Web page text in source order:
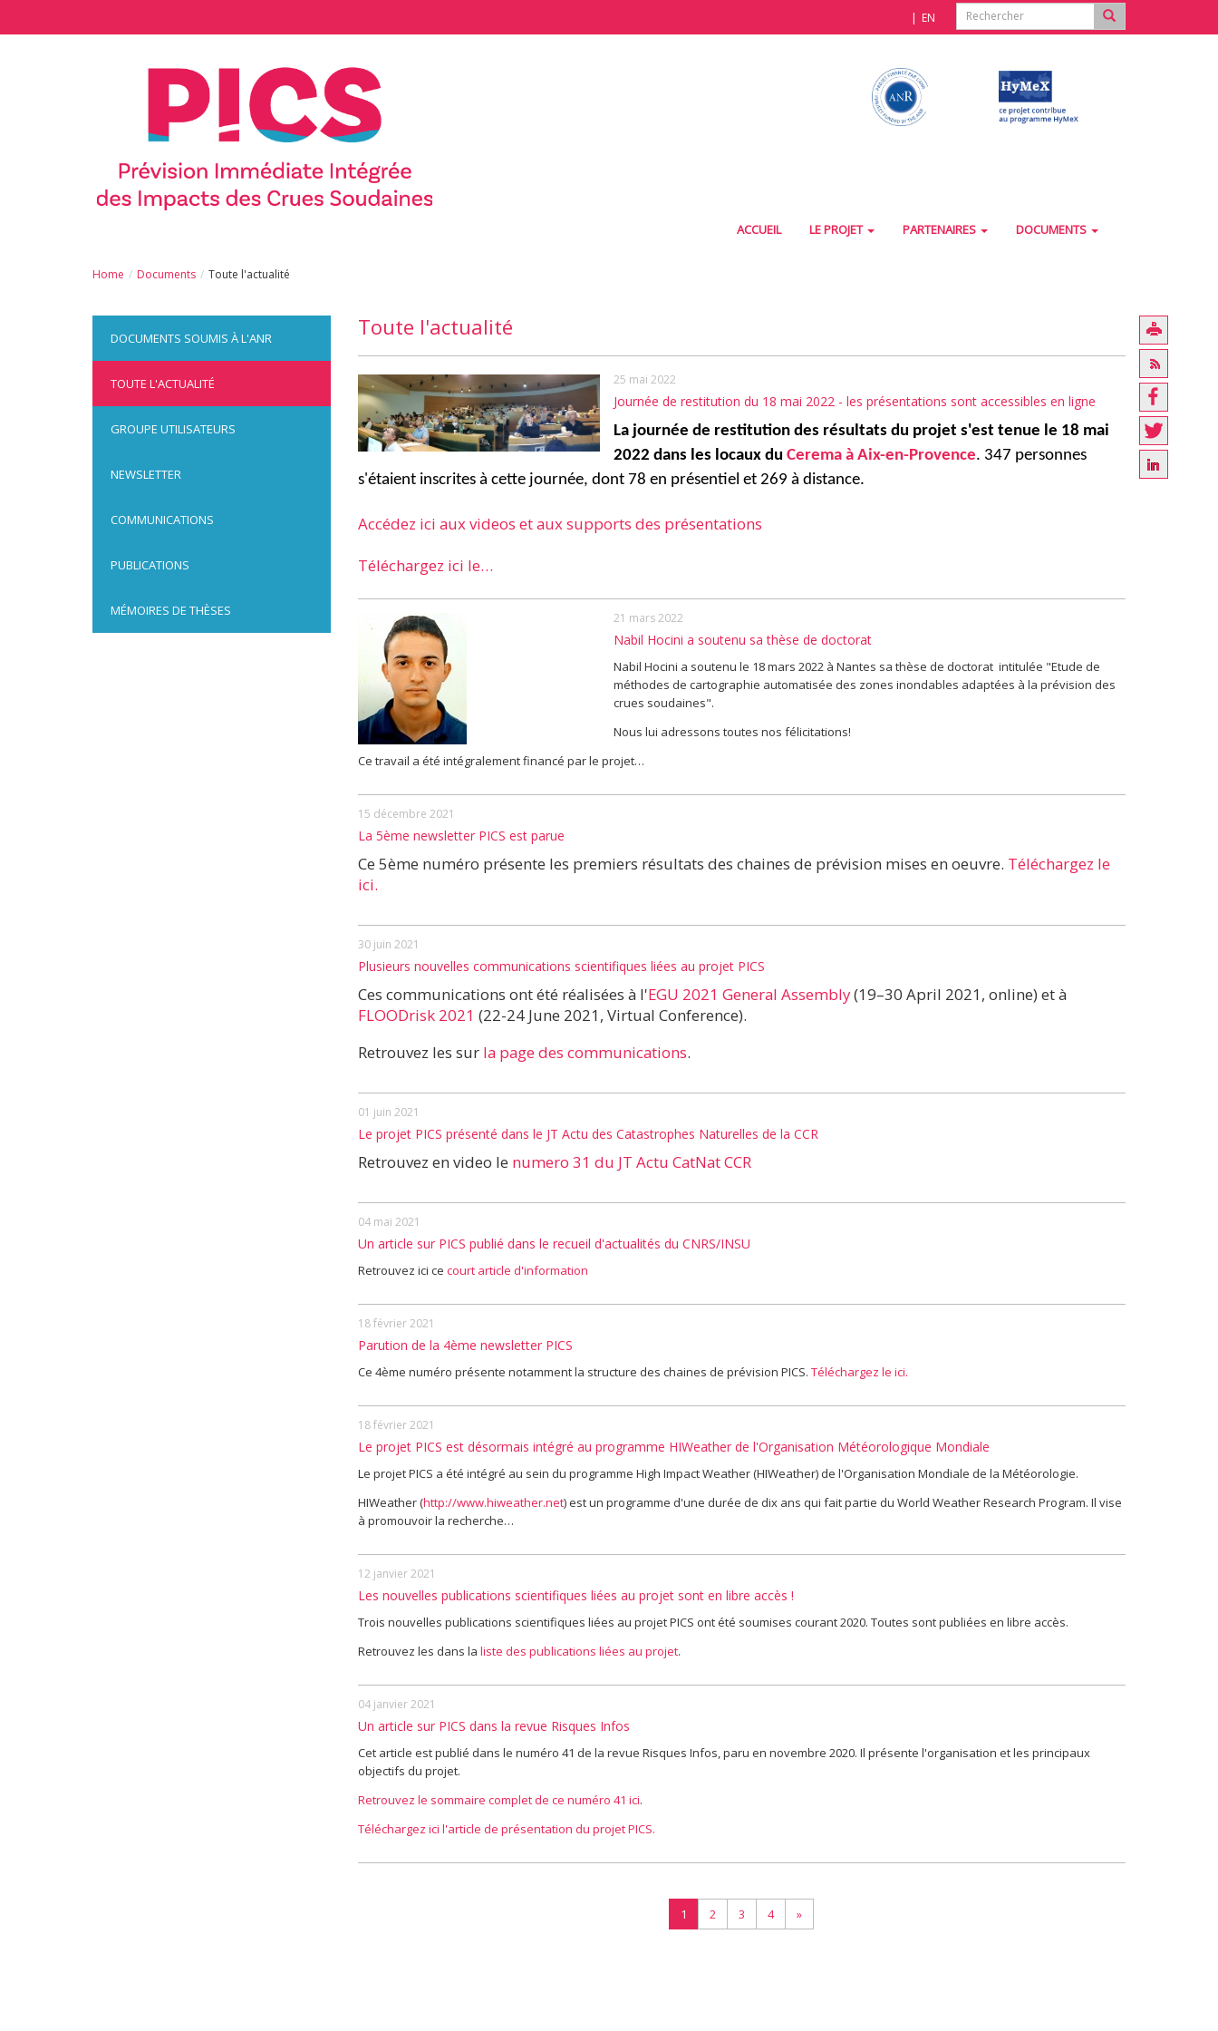
EN
ACCUEIL LE PROJET PARTENAIRES DOCUMENTS
Home Documents Toute l'actualité
DOCUMENTS SOUMIS À L'ANR
TOUTE L'ACTUALITÉ
GROUPE UTILISATEURS
NEWSLETTER
COMMUNICATIONS
PUBLICATIONS
MÉMOIRES DE THÈSES
Toute l'actualité
25 mai 2022
Journée de restitution du 18 mai 2022 - les présentations sont accessibles en ligne
La journée de restitution des résultats du projet s'est tenue le 18 mai
2022 dans les locaux du Ceremaà Aix-en-Provence. 347 personnes
s'étaient inscrites à cette journée, dont 78 en présentiel et 269 à distance.
Accédez ici aux videos et aux supports des présentations
Téléchargez ici le…
21 mars 2022
Nabil Hocini a soutenu sa thèse de doctorat
Nabil Hocini a soutenu le 18 mars 2022 à Nantes sa thèse de doctorat intitulée "Etude de
méthodes de cartographie automatisée des zones inondables adaptées à la prévision des
crues soudaines".
Nous lui adressons toutes nos félicitations!
Ce travail a été intégralement financé par le projet…
15 décembre 2021
La 5ème newsletter PICS est parue
Ce 5ème numéro présente les premiers résultats des chaines de prévision mises en oeuvre. Téléchargez le
ici.
30 juin 2021
Plusieurs nouvelles communications scientifiques liées au projet PICS
Ces communications ont été réalisées à l'EGU 2021 General Assembly(19–30 April 2021, online) et à
FLOODrisk 2021 (22-24 June 2021, Virtual Conference).
Retrouvez les sur la page des communications.
01 juin 2021
Le projet PICS présenté dans le JT Actu des Catastrophes Naturelles de la CCR
Retrouvez en video le numero 31 du JT Actu CatNat CCR
04 mai 2021
Un article sur PICS publié dans le recueil d'actualités du CNRS/INSU
Retrouvez ici ce court article d'information
18 février 2021
Parution de la 4ème newsletter PICS
Ce 4ème numéro présente notamment la structure des chaines de prévision PICS. Téléchargez le ici.
18 février 2021
Le projet PICS est désormais intégré au programme HIWeather de l'Organisation Météorologique Mondiale
Le projet PICS a été intégré au sein du programme High Impact Weather (HIWeather) de l'Organisation Mondiale de la Météorologie.
HIWeather (http://www.hiweather.net) est un programme d'une durée de dix ans qui fait partie du World Weather Research Program. Il vise
à promouvoir la recherche…
12 janvier 2021
Les nouvelles publications scientifiques liées au projet sont en libre accès !
Trois nouvelles publications scientifiques liées au projet PICS ont été soumises courant 2020. Toutes sont publiées en libre accès.
Retrouvez les dans la liste des publications liées au projet.
04 janvier 2021
Un article sur PICS dans la revue Risques Infos
Cet article est publié dans le numéro 41 de la revue Risques Infos, paru en novembre 2020. Il présente l'organisation et les principaux
objectifs du projet.
Retrouvez le sommaire complet de ce numéro 41 ici.
Téléchargez ici l'article de présentation du projet PICS.
1 2 3 4 »